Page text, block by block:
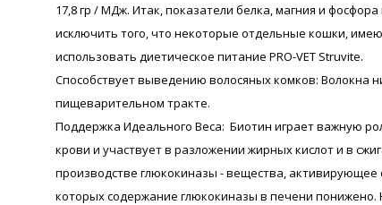
17,8 гр / МДж. Итак, показатели белка, магния и
исключить того, что некоторые отдельные кошки,
использовать диетическое питание PRO-VET Struvite.
Способствует выведению волосяных комков: Волокна
пищеварительном тракте.
Поддержка Идеального Веса: Биотин играет важную
крови и участвует в разложении жирных кислот и в
производстве глюкокиназы - вещества,
которых содержание глюкокиназы в печени понижено.